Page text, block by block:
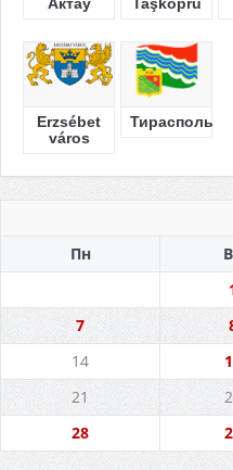
Актау Taşköprü
Erzsébet
város
Тирасполь
Пн
7
14
21
28